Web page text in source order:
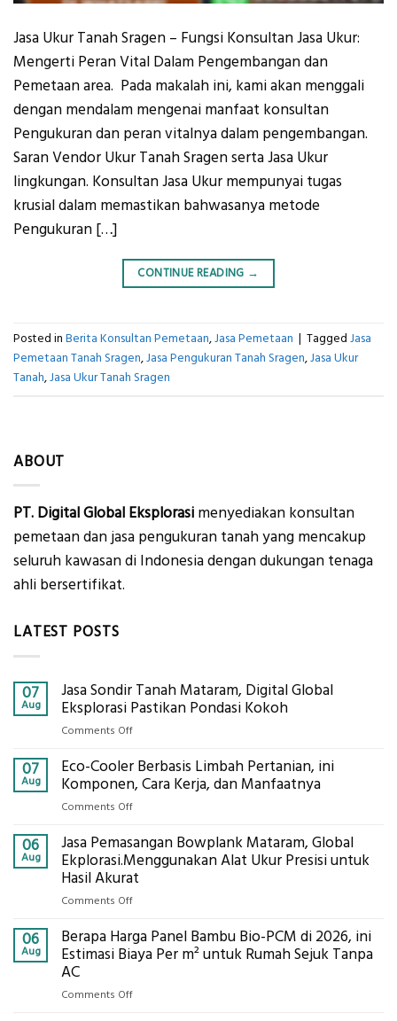
Jasa Ukur Tanah Sragen – Fungsi Konsultan Jasa Ukur:
Mengerti Peran Vital Dalam Pengembangan dan
Pemetaan area. Pada makalah ini, kami akan menggali
dengan mendalam mengenai manfaat konsultan
Pengukuran dan peran vitalnya dalam pengembangan.
Saran Vendor Ukur Tanah Sragen serta Jasa Ukur
lingkungan. Konsultan Jasa Ukur mempunyai tugas
krusial dalam memastikan bahwasanya metode
Pengukuran […]
CONTINUE READING →
Posted in Berita Konsultan Pemetaan,Jasa Pemetaan | Tagged Jasa
Pemetaan Tanah Sragen,Jasa Pengukuran Tanah Sragen,Jasa Ukur
Tanah,Jasa Ukur Tanah Sragen
ABOUT
PT. Digital Global Eksplorasi menyediakan konsultan
pemetaan dan jasa pengukuran tanah yang mencakup
seluruh kawasan di Indonesia dengan dukungan tenaga
ahli bersertifikat.
LATEST POSTS
07
Aug
Jasa Sondir Tanah Mataram, Digital Global
Eksplorasi Pastikan Pondasi Kokoh
Comments Offon
Sondir
Tanah
Eksplorasi
Pastikan
Pondasi
Kokoh
07
Aug
Eco-Cooler Berbasis Limbah Pertanian, ini
Komponen, Cara Kerja, dan Manfaatnya
Comments Offon
Cooler
Berbasis
Limbah
Cara
Kerja,
Manfaatnya
06
Aug
Jasa Pemasangan Bowplank Mataram, Global
Ekplorasi.Menggunakan Alat Ukur Presisi untuk
Hasil Akurat
Comments Offon
Pemasangan
Bowplank
06
Aug
Berapa Harga Panel Bambu Bio-PCM di 2026, ini
Estimasi Biaya Per m² untuk Rumah Sejuk Tanpa
AC
Comments Offon